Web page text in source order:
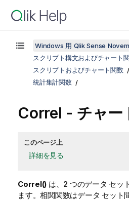
Windows 用 Qlik Sense
スクリプト構文およびチャート
スクリプトおよびチャート関数
統計集計関数
Correl - チャー
このページ上
詳細を見る
Correl() は、2 つのデータ セッ
ます。相関関数はデータ セット